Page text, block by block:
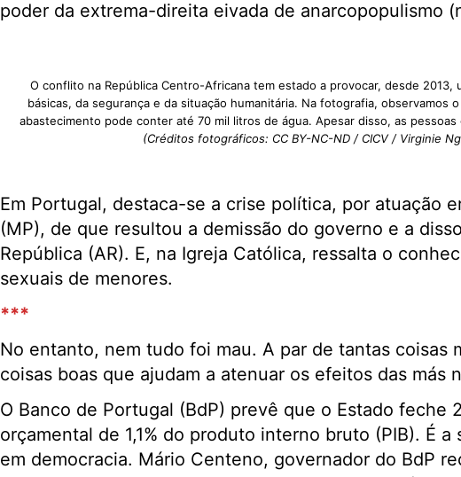
poder da extrema-direita eivada de anarcopopulismo
O conflito na República Centro-Africana tem estado a provocar, desde
básicas, da segurança e da situação humanitária. Na fotografia, observamos
abastecimento pode conter até 70 mil litros de água. Apesar disso, as
(Créditos fotográficos: CC BY-NC-ND / CICV / Virginie
Em Portugal, destaca-se a crise política, por atuação
(MP), de que resultou a demissão do governo e a
República (AR). E, na Igreja Católica, ressalta o
sexuais de menores.
***
No entanto, nem tudo foi mau. A par de tantas coisas
coisas boas que ajudam a atenuar os efeitos das más
O Banco de Portugal (BdP) prevê que o Estado feche
orçamental de 1,1% do produto interno bruto (PIB). É
em democracia. Mário Centeno, governador do BdP